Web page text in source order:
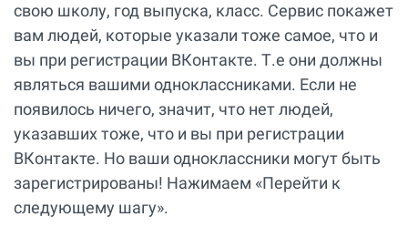
свою школу, год выпуска, класс. Сервис покажет
вам людей, которые указали тоже самое, что и
вы при регистрации ВКонтакте. Т.е они должны
являться вашими одноклассниками. Если не
появилось ничего, значит, что нет людей,
указавших тоже, что и вы при регистрации
ВКонтакте. Но ваши одноклассники могут быть
зарегистрированы! Нажимаем «Перейти к
следующему шагу».